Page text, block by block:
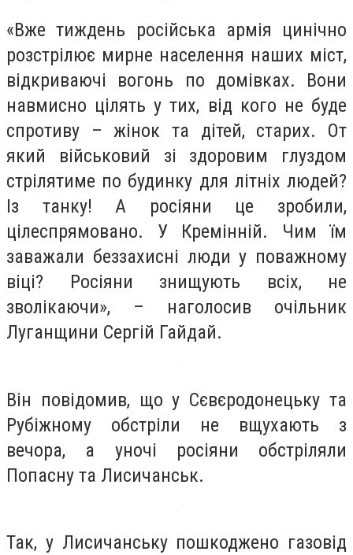
«Вже тиждень російська армія цинічно
розстрілює мирне населення наших міст,
відкриваючі вогонь по домівках. Вони
навмисно цілять у тих, від кого не буде
спротиву – жінок та дітей, старих. От
який військовий зі здоровим глуздом
стрілятиме по будинку для літніх людей?
Із танку! А росіяни це зробили,
цілеспрямовано. У Кремінній. Чим їм
заважали беззахисні люди у поважному
віці? Росіяни знищують всіх, не
зволікаючи», – наголосив очільник
Луганщини Сергій Гайдай.
Він повідомив, що у Сєвєродонецьку та
Рубіжному обстріли не вщухають з
вечора, а уночі росіяни обстріляли
Попасну та Лисичанськ.
Так, у Лисичанську пошкоджено газовід